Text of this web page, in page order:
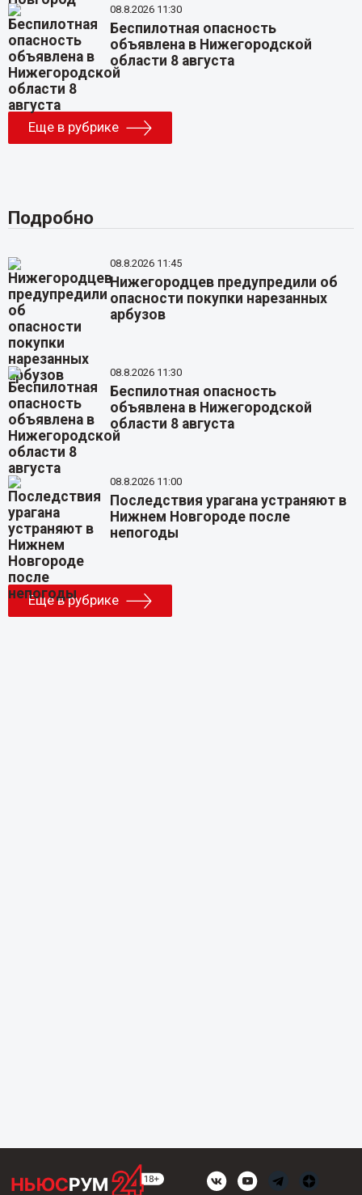
08.8.2026 11:30
Беспилотная опасность
объявлена в Нижегородской
области 8 августа
Еще в рубрике
Подробно
08.8.2026 11:45
Нижегородцев предупредили об
опасности покупки нарезанных
арбузов
08.8.2026 11:30
Беспилотная опасность
объявлена в Нижегородской
области 8 августа
08.8.2026 11:00
Последствия урагана устраняют в
Нижнем Новгороде после
непогоды
Еще в рубрике